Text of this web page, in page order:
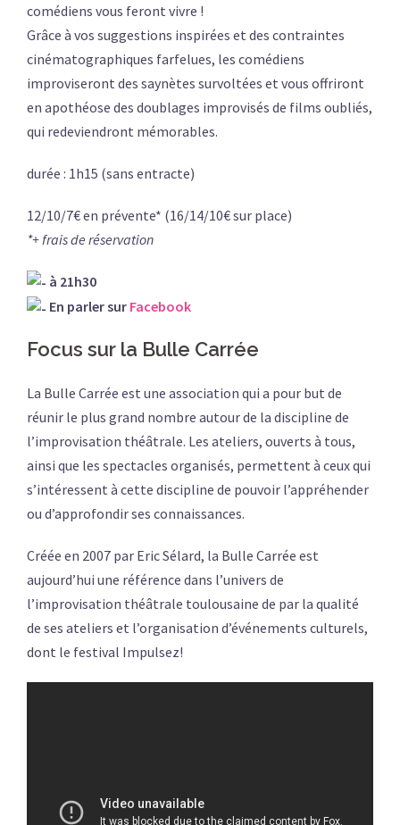
comédiens vous feront vivre !
Grâce à vos suggestions inspirées et des contraintes
cinématographiques farfelues, les comédiens
improviseront des saynètes survoltées et vous offriront
en apothéose des doublages improvisés de films oubliés,
qui redeviendront mémorables.
durée : 1h15 (sans entracte)
12/10/7€ en prévente* (16/14/10€ sur place)
*+ frais de réservation
à 21h30
En parler sur Facebook
Focus sur la Bulle Carrée
La Bulle Carrée est une association qui a pour but de
réunir le plus grand nombre autour de la discipline de
l’improvisation théâtrale. Les ateliers, ouverts à tous,
ainsi que les spectacles organisés, permettent à ceux qui
s’intéressent à cette discipline de pouvoir l’appréhender
ou d’approfondir ses connaissances.
Créée en 2007 par Eric Sélard, la Bulle Carrée est
aujourd’hui une référence dans l’univers de
l’improvisation théâtrale toulousaine de par la qualité
de ses ateliers et l’organisation d’événements culturels,
dont le festival Impulsez!